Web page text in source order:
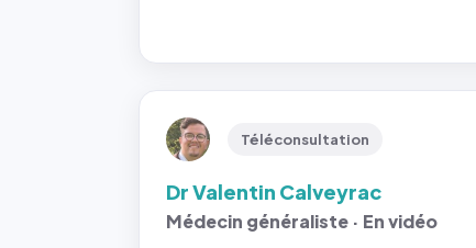
Téléconsultation
Dr Valentin Calveyrac
Médecin généraliste · En vidéo